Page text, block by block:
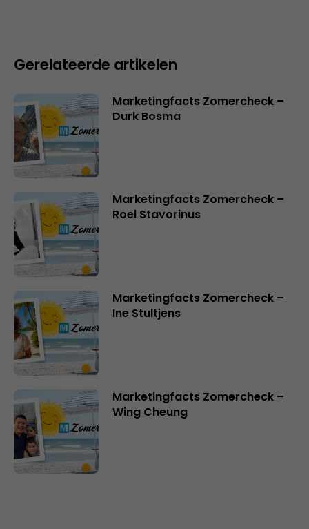
Gerelateerde artikelen
Marketingfacts Zomercheck –
Durk Bosma
Marketingfacts Zomercheck –
Roel Stavorinus
Marketingfacts Zomercheck –
Ine Stultjens
Marketingfacts Zomercheck –
Wing Cheung